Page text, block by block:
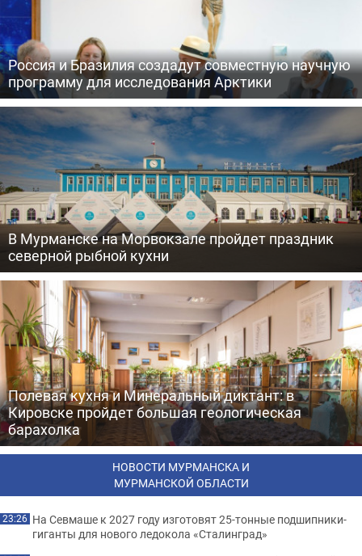
Россия и Бразилия создадут совместную научную
программу для исследования Арктики
В Мурманске на Морвокзале пройдет праздник
северной рыбной кухни
Полевая кухня и Минеральный диктант: в
Кировске пройдет большая геологическая
барахолка
НОВОСТИ МУРМАНСКА И
МУРМАНСКОЙ ОБЛАСТИ
23:26 На Севмаше к 2027 году изготовят 25-тонные подшипники-
гиганты для нового ледокола «Сталинград»